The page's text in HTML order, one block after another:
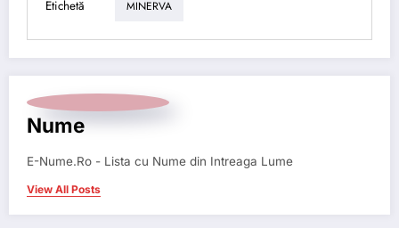
Etichetă MINERVA
Nume
E-Nume.Ro - Lista cu Nume din Intreaga Lume
View All Posts